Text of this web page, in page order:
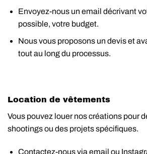
Envoyez-nous un email décrivant
possible, votre budget.
Nous vous proposons un devis et
tout au long du processus.
Location de vêtements
Vous pouvez louer nos créations pour
shootings ou des projets spécifiques.
Contactez-nous via email ou